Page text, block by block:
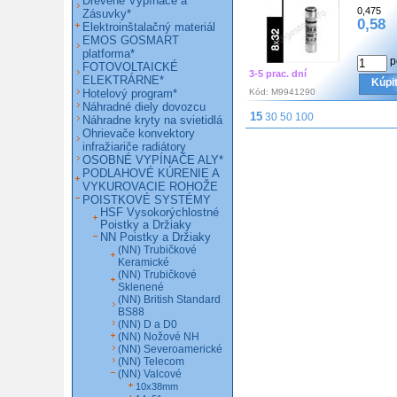
0,475
0,58
3-5 prac. dní
Kód: M9941290
15 30 50 100
Zásuvky*
Elektroinštalačný materiál
EMOS GOSMART
platforma*
FOTOVOLTAICKÉ
ELEKTRÁRNE*
Hotelový program*
Náhradné diely dovozcu
Náhradne kryty na svietidlá
Ohrievače konvektory
infražiariče radiátory
OSOBNÉ VYPÍNAČE ALY*
PODLAHOVÉ KÚRENIE A
VYKUROVACIE ROHOŽE
POISTKOVÉ SYSTÉMY
HSF Vysokorýchlostné
Poistky a Držiaky
NN Poistky a Držiaky
(NN) Trubičkové
Keramické
(NN) Trubičkové
Sklenené
(NN) British Standard
BS88
(NN) D a D0
(NN) Nožové NH
(NN) Severoamerické
(NN) Telecom
(NN) Valcové
10x38mm